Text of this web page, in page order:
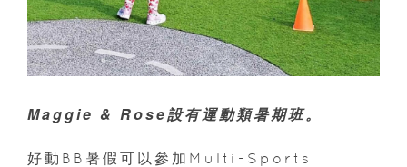
Maggie & Rose設有運動類暑期班。
好動BB暑假可以參加Multi-Sports